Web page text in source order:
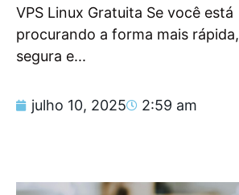
VPS Linux Gratuita Se você está
procurando a forma mais rápida,
segura e...
julho 10, 2025 2:59 am